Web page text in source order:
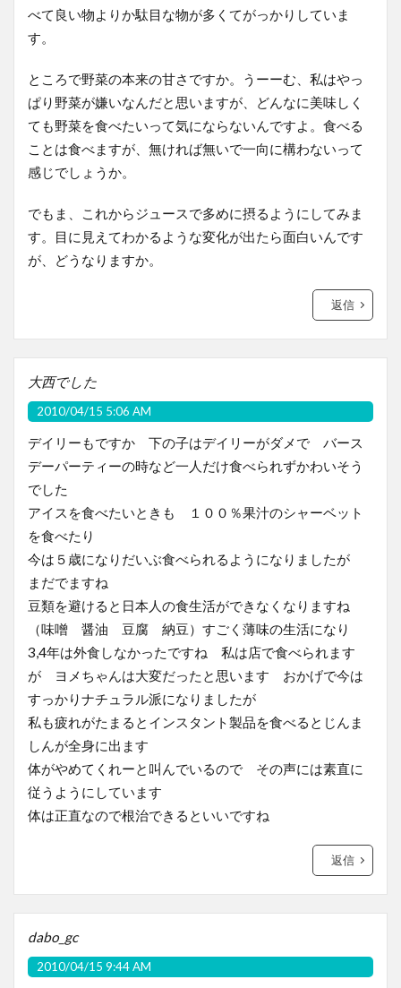
べて良い物よりか駄目な物が多くてがっかりしていま
す。
ところで野菜の本来の甘さですか。うーーむ、私はやっ
ぱり野菜が嫌いなんだと思いますが、どんなに美味しく
ても野菜を食べたいって気にならないんですよ。食べる
ことは食べますが、無ければ無いで一向に構わないって
感じでしょうか。
でもま、これからジュースで多めに摂るようにしてみま
す。目に見えてわかるような変化が出たら面白いんです
が、どうなりますか。
返信
大西でした
2010/04/15 5:06 AM
デイリーもですか 下の子はデイリーがダメで バース
デーパーティーの時など一人だけ食べられずかわいそう
でした
アイスを食べたいときも １００％果汁のシャーベット
を食べたり
今は５歳になりだいぶ食べられるようになりましたが
まだでますね
豆類を避けると日本人の食生活ができなくなりますね
（味噌 醤油 豆腐 納豆）すごく薄味の生活になり
3,4年は外食しなかったですね 私は店で食べられます
が ヨメちゃんは大変だったと思います おかげで今は
すっかりナチュラル派になりましたが
私も疲れがたまるとインスタント製品を食べるとじんま
しんが全身に出ます
体がやめてくれーと叫んでいるので その声には素直に
従うようにしています
体は正直なので根治できるといいですね
返信
dabo_gc
2010/04/15 9:44 AM